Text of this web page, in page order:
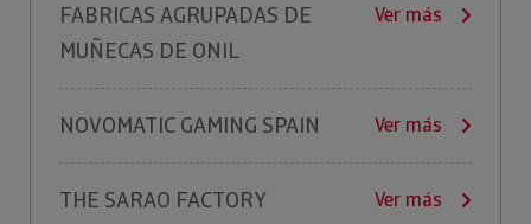
FABRICAS AGRUPADAS DE
MUÑECAS DE ONIL
Ver más
NOVOMATIC GAMING SPAIN Ver más
THE SARAO FACTORY Ver más